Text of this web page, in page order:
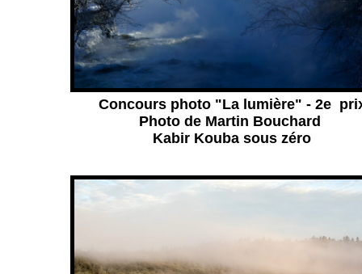
Concours photo "La lumière" - 2e
Photo de Martin Bouchard
Kabir Kouba sous zéro